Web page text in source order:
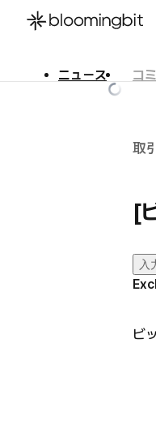
ニュース コ
取
[
入
ビ